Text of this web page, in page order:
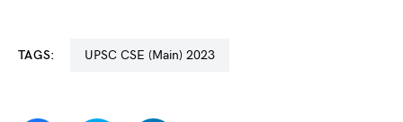
TAGS: UPSC CSE (Main) 2023